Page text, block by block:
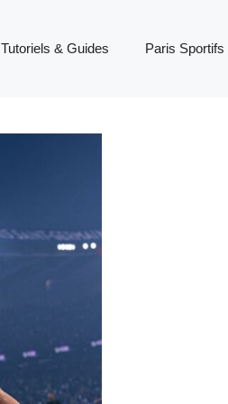
Tutoriels & Guides Paris Sportifs